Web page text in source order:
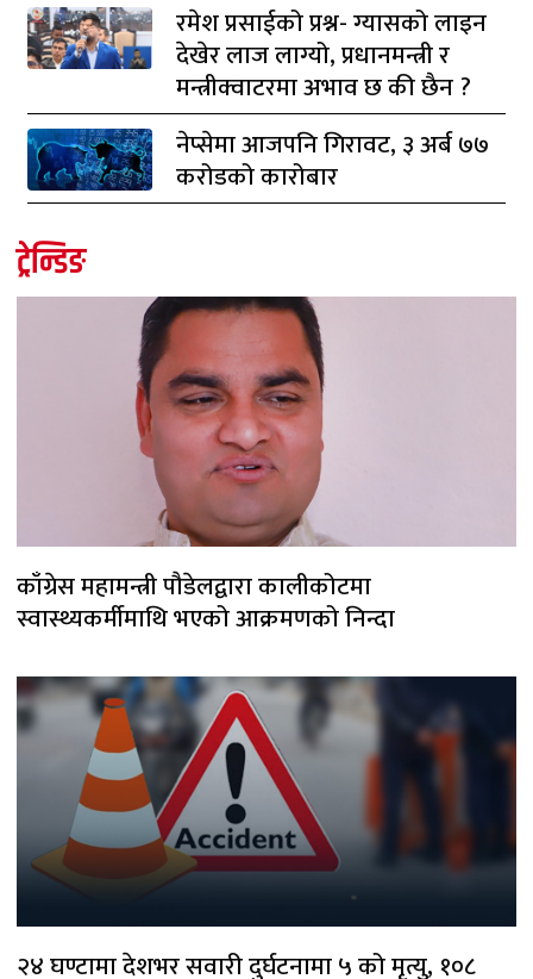
रमेश प्रसाईको प्रश्न- ग्यासको लाइन
देखेर लाज लाग्यो, प्रधानमन्त्री र
मन्त्रीक्वाटरमा अभाव छ की छैन ?
नेप्सेमा आजपनि गिरावट, ३ अर्ब ७७
करोडको कारोबार
ट्रेन्डिङ
काँग्रेस महामन्त्री पौडेलद्वारा कालीकोटमा
स्वास्थ्यकर्मीमाथि भएको आक्रमणको निन्दा
२४ घण्टामा देशभर सवारी दुर्घटनामा ५ को मृत्यु, १०८